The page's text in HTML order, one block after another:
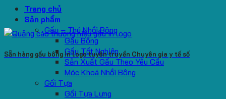
Trang chủ
Sản phẩm
Gấu – Thú Nhồi Bông
Gấu Bông
Gấu Tốt Nghiệp
Sản Xuất Gấu Theo Yêu Cầu
Móc Khoá Nhồi Bông
Gối Tựa
Gối Tựa Lưng
Sẵn hàng gấu bông in logo tuyên truyền Chuyên gia y tế số